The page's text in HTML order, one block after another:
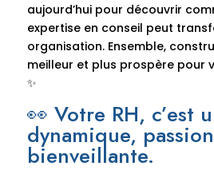
aujourd’hui pour découvrir
expertise en conseil peut
organisation. Ensemble,
meilleur et plus prospère pour
✨
👀 Votre RH, c’est
dynamique,
bienveillante.